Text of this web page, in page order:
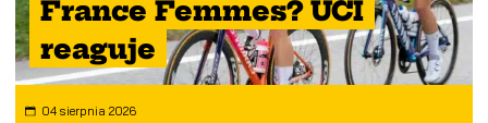
France Femmes? UCI
reaguje
04 sierpnia 2026